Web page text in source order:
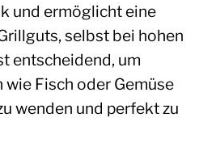
und ermöglicht eine
selbst bei hohen
entscheidend, um
Fisch oder Gemüse
wenden und perfekt zu